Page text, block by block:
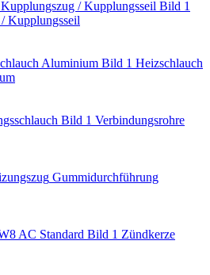
Kupplungsseil
Heizschlauch
Verbindungsrohre
Gummidurchführung
Zündkerze